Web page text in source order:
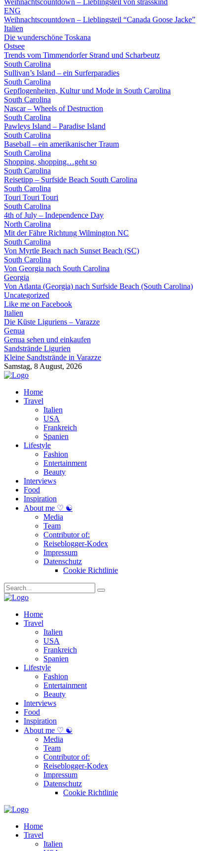
Weihnachtscountdown – Lieblingsteil von strasskind
ENG
Weihnachtscountdown – Lieblingsteil “Canada Goose Jacke”
Italien
Die wunderschöne Toskana
Ostsee
Trends vom Timmendorfer Strand und Scharbeutz
South Carolina
Sullivan’s Island – ein Surferparadies
South Carolina
Gepflogenheiten, Kultur und Mode in South Carolina
South Carolina
Nascar – Wheels of Destruction
South Carolina
Pawleys Island – Paradise Island
South Carolina
Baseball – ein amerikanischer Traum
South Carolina
Shopping, shopping…geht so
South Carolina
Reisetipp – Surfside Beach South Carolina
South Carolina
Touri Touri Touri
South Carolina
4th of July – Independence Day
North Carolina
Mit der Fähre Richtung Wilmington NC
South Carolina
Von Myrtle Beach nach Sunset Beach (SC)
South Carolina
Von Georgia nach South Carolina
Georgia
Von Atlanta (Georgia) nach Surfside Beach (South Carolina)
Uncategorized
Like me on Facebook
Italien
Die Küste Liguriens – Varazze
Genua
Genua sehen und einkaufen
Sandstrände Ligurien
Kleine Sandtstrände in Varazze
Samstag, 8 August, 2026
Home
Travel
Italien
USA
Frankreich
Spanien
Lifestyle
Fashion
Entertainment
Beauty
Interviews
Food
Inspiration
About me ♡ ☯
Media
Team
Contributor of:
Reiseblogger-Kodex
Impressum
Datenschutz
Cookie Richtlinie
Home
Travel
Italien
USA
Frankreich
Spanien
Lifestyle
Fashion
Entertainment
Beauty
Interviews
Food
Inspiration
About me ♡ ☯
Media
Team
Contributor of:
Reiseblogger-Kodex
Impressum
Datenschutz
Cookie Richtlinie
Home
Travel
Italien